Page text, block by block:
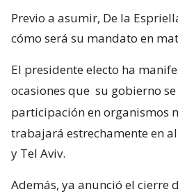
Previo a asumir, De la
cómo será su mandato en
El presidente electo ha
ocasiones que su gobierno
participación en organismos
trabajará estrechamente en
y Tel Aviv.
Además, ya anunció el cierre